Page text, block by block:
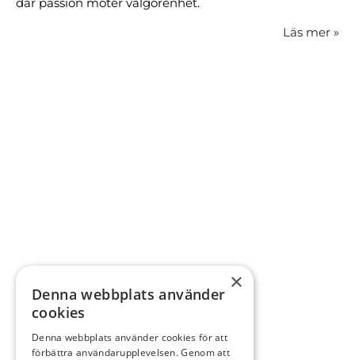
Läs mer »
×
Denna webbplats använder
cookies
Denna webbplats använder cookies för att
förbättra användarupplevelsen. Genom att